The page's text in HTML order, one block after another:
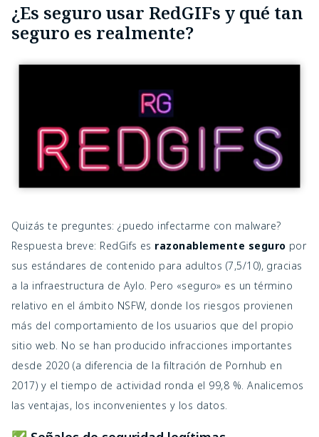
¿Es seguro usar RedGIFs y qué tan
seguro es realmente?
Quizás te preguntes: ¿puedo infectarme con malware?
Respuesta breve: RedGifs es razonablemente seguro por
sus estándares de contenido para adultos (7,5/10), gracias
a la infraestructura de Aylo. Pero «seguro» es un término
relativo en el ámbito NSFW, donde los riesgos provienen
más del comportamiento de los usuarios que del propio
sitio web. No se han producido infracciones importantes
desde 2020 (a diferencia de la filtración de Pornhub en
2017) y el tiempo de actividad ronda el 99,8 %. Analicemos
las ventajas, los inconvenientes y los datos.